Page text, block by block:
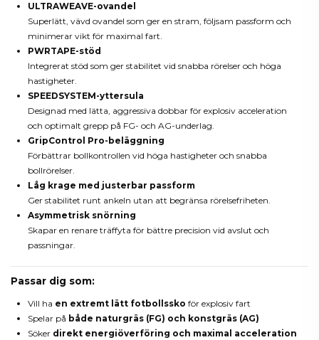
ULTRAWEAVE-ovandel
Superlätt, vävd ovandel som ger en stram, följsam passform och
minimerar vikt för maximal fart.
PWRTAPE-stöd
Integrerat stöd som ger stabilitet vid snabba rörelser och höga
hastigheter.
SPEEDSYSTEM-yttersula
Designad med lätta, aggressiva dobbar för explosiv acceleration
och optimalt grepp på FG- och AG-underlag.
GripControl Pro-beläggning
Förbättrar bollkontrollen vid höga hastigheter och snabba
bollrörelser.
Låg krage med justerbar passform
Ger stabilitet runt ankeln utan att begränsa rörelsefriheten.
Asymmetrisk snörning
Skapar en renare träffyta för bättre precision vid avslut och
passningar.
Passar dig som:
Vill ha en extremt lätt fotbollssko för explosiv fart
Spelar på både naturgräs (FG) och konstgräs (AG)
Söker direkt energiöverföring och maximal acceleration